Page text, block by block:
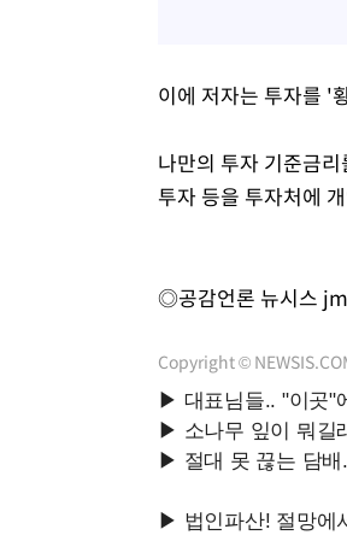
이에 저자는 투자를 '
나만의 투자 기준금
투자 등을 투자처에
◎공감언론 뉴시스
Copyright ©